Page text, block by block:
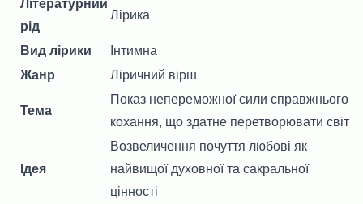
рід
Лірика
Вид лірики
Інтимна
Жанр
Ліричний вірш
Тема
Показ непереможної сили справжнього
кохання, що здатне перетворювати світ
Ідея
Возвеличення почуття любові як
найвищої духовної та сакральної
цінності